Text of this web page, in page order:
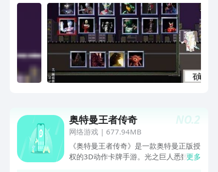
NO.2
奥特曼王者传奇
网络游戏| 677.94MB
《奥特曼王者传奇》是一款奥特曼正版授
权的3D动作卡牌手游。光之巨人悉数登
更多